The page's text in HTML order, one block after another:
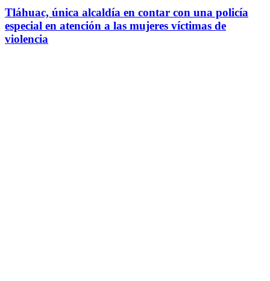
Tláhuac, única alcaldía en contar con una policía
especial en atención a las mujeres víctimas de
violencia